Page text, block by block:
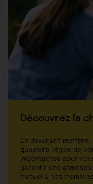
Découvrez la
En devenant
quelques règles de
importantes pour
garantir une
mutuel à nos